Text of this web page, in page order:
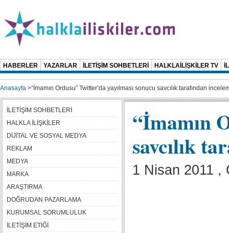
HABERLER YAZARLAR İLETİŞİM SOHBETLERİ HALKLAİLİŞKİLER TV
Anasayfa >“İmamın Ordusu” Twitter’da yayılması sonucu savcılık tarafından
“İmamın
savcılık
1 Nisan 2011 ,
İLETİŞİM SOHBETLERİ
HALKLA İLİŞKİLER
DİJİTAL VE SOSYAL MEDYA
REKLAM
MEDYA
MARKA
ARAŞTIRMA
DOĞRUDAN PAZARLAMA
KURUMSAL SORUMLULUK
İLETİŞİM ETİĞİ